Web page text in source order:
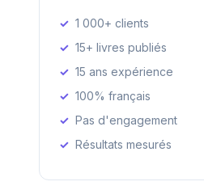
1 000+ clients
15+ livres publiés
15 ans expérience
100% français
Pas d'engagement
Résultats mesurés